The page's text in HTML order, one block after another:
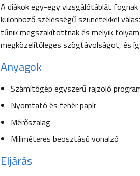
A diákok egy-egy vizsgálótáblát
különböző szélességű szünetekkel
tűnik megszakítottnak és melyik
megközelítőleges szögtávolságot, és
Anyagok
Számítógép egyszerű rajzoló
Nyomtató és fehér papír
Mérőszalag
Miliméteres beosztású vonalzó
Eljárás